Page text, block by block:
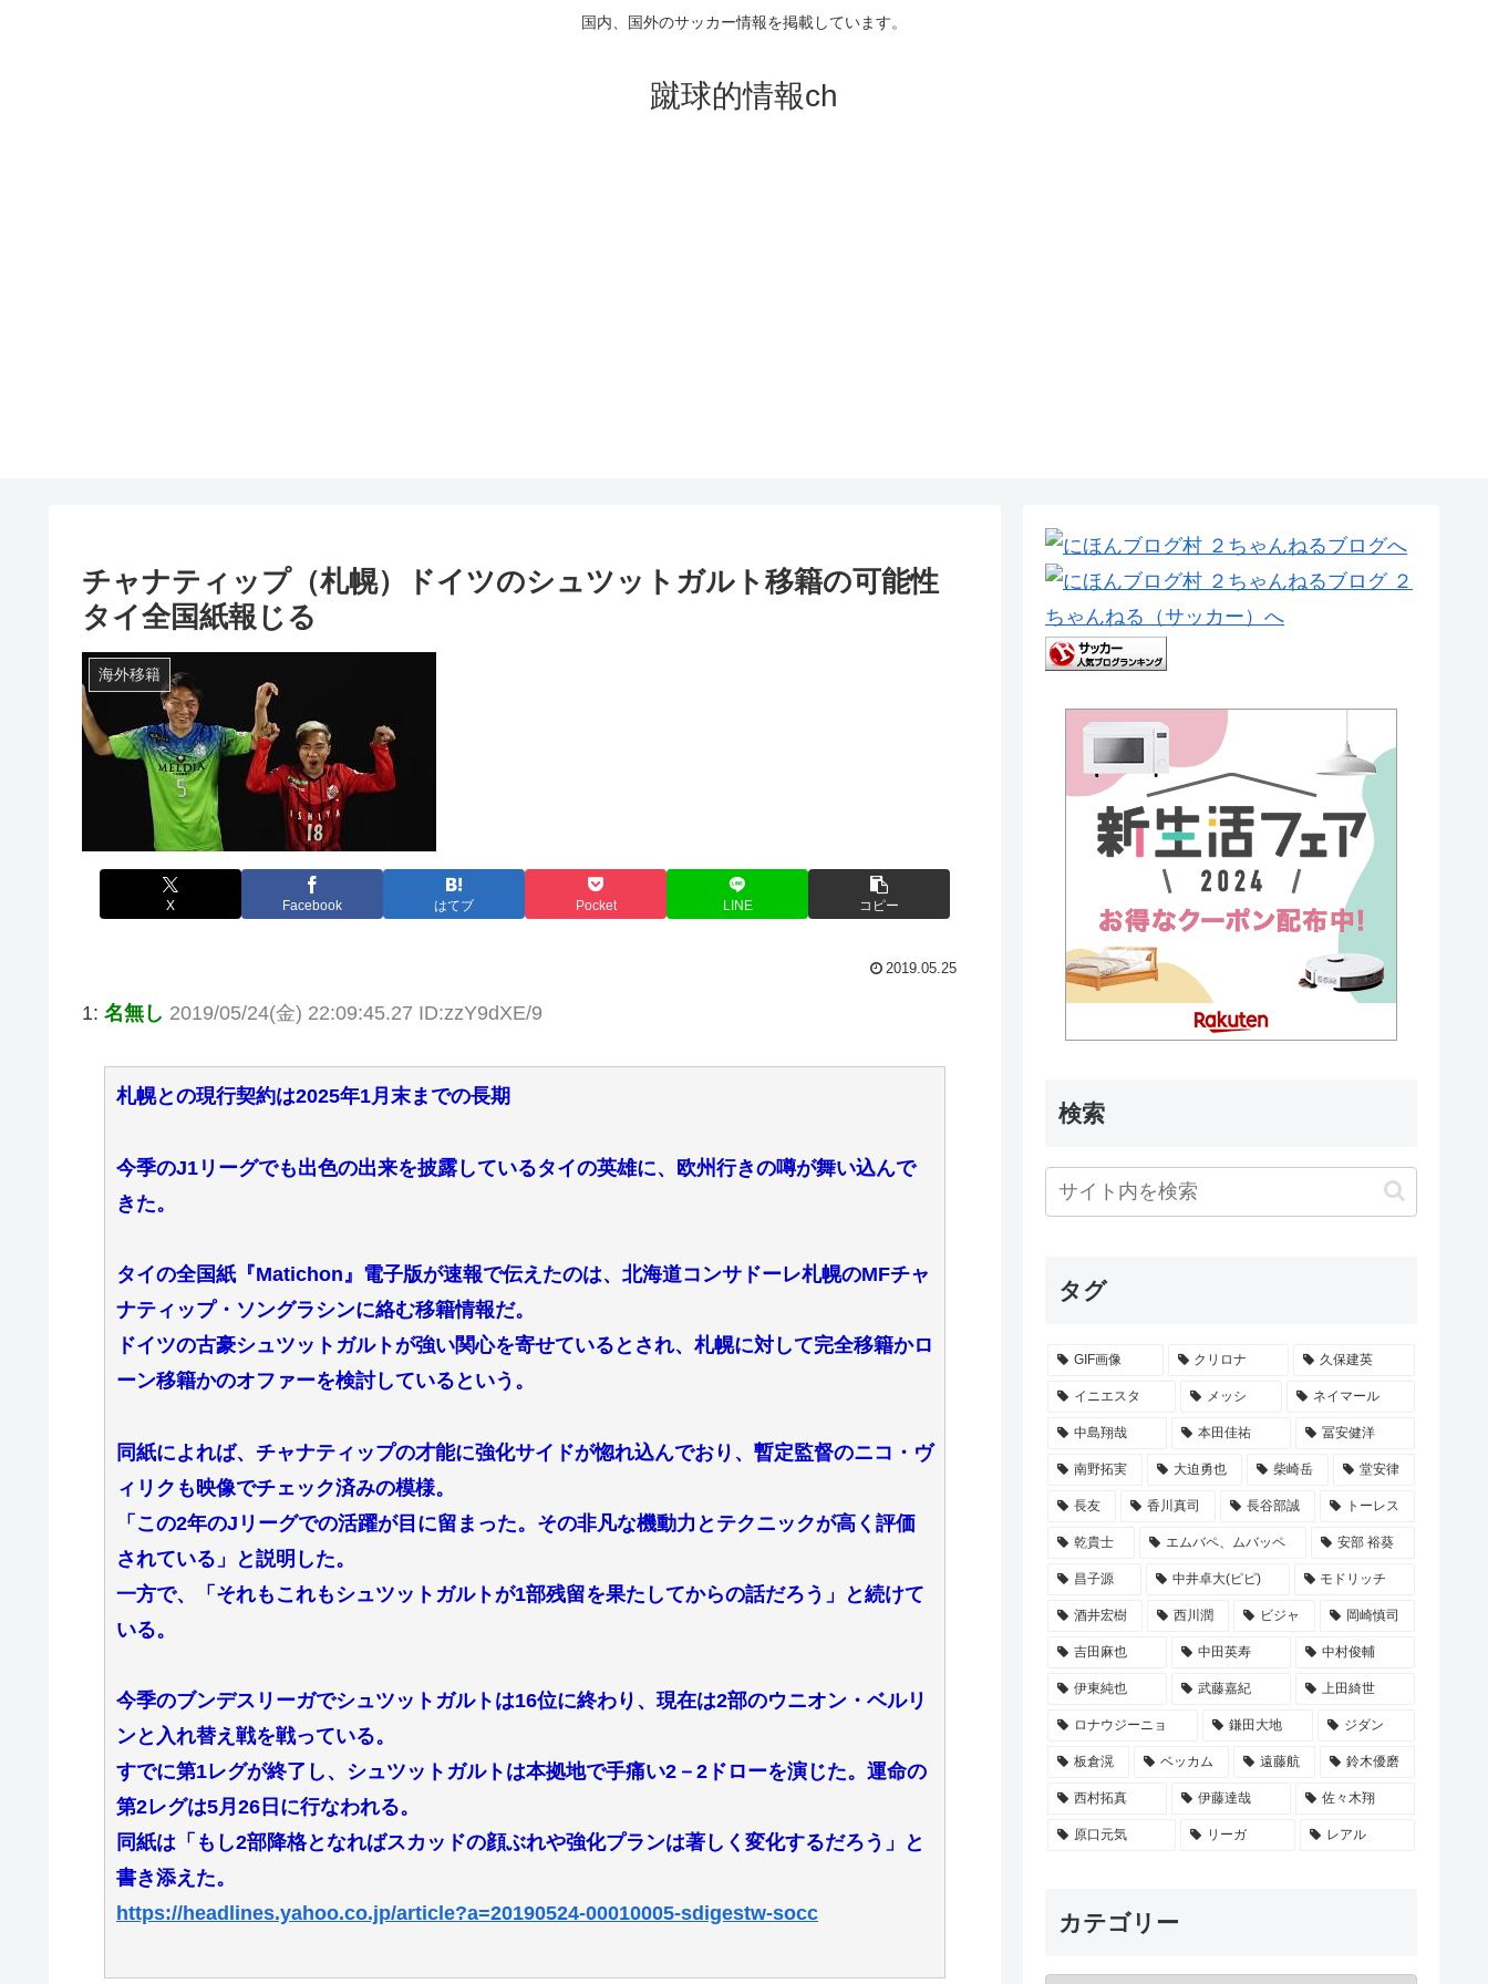
国内、国外のサッカー情報を掲載しています。
蹴球的情報ch
チャナティップ（札幌）ドイツのシュツットガルト移籍の可能性
タイ全国紙報じる
海外移籍
X Facebook はてブ Pocket LINE コピー
2019.05.25
1: 名無し 2019/05/24(金) 22:09:45.27 ID:zzY9dXE/9
札幌との現行契約は2025年1月末までの長期
今季のJ1リーグでも出色の出来を披露しているタイの英雄に、欧州行きの噂が舞い込んで
きた。
タイの全国紙『Matichon』電子版が速報で伝えたのは、北海道コンサドーレ札幌のMFチャ
ナティップ・ソングラシンに絡む移籍情報だ。
ドイツの古豪シュツットガルトが強い関心を寄せているとされ、札幌に対して完全移籍かロ
ーン移籍かのオファーを検討しているという。
同紙によれば、チャナティップの才能に強化サイドが惚れ込んでおり、暫定監督のニコ・ヴ
ィリクも映像でチェック済みの模様。
「この2年のJリーグでの活躍が目に留まった。その非凡な機動力とテクニックが高く評価
されている」と説明した。
一方で、「それもこれもシュツットガルトが1部残留を果たしてからの話だろう」と続けて
いる。
今季のブンデスリーガでシュツットガルトは16位に終わり、現在は2部のウニオン・ベルリ
ンと入れ替え戦を戦っている。
すでに第1レグが終了し、シュツットガルトは本拠地で手痛い2－2ドローを演じた。運命の
第2レグは5月26日に行なわれる。
同紙は「もし2部降格となればスカッドの顔ぶれや強化プランは著しく変化するだろう」と
書き添えた。
https://headlines.yahoo.co.jp/article?a=20190524-00010005-sdigestw-socc
検索
タグ
GIF画像 クリロナ 久保建英
イニエスタ メッシ ネイマール
中島翔哉 本田佳祐 冨安健洋
南野拓実 大迫勇也 柴崎岳 堂安律
長友 香川真司 長谷部誠 トーレス
乾貴士 エムバペ、ムバッペ 安部 裕葵
昌子源 中井卓大(ピピ) モドリッチ
酒井宏樹 西川潤 ビジャ 岡崎慎司
吉田麻也 中田英寿 中村俊輔
伊東純也 武藤嘉紀 上田綺世
ロナウジーニョ 鎌田大地 ジダン
板倉滉 ベッカム 遠藤航 鈴木優磨
西村拓真 伊藤達哉 佐々木翔
原口元気 リーガ レアル
カテゴリー